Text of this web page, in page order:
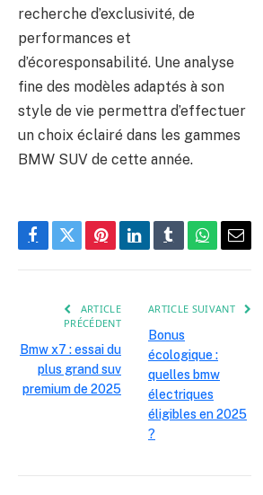
recherche d’exclusivité, de
performances et
d’écoresponsabilité. Une analyse
fine des modèles adaptés à son
style de vie permettra d’effectuer
un choix éclairé dans les gammes
BMW SUV de cette année.
Facebook
TwitterPinterestLinkedInTumblrWhatsApp
E-
ARTICLE
PRÉCÉDENT
Bmw x7 : essai du
plus grand suv
premium de 2025
ARTICLE SUIVANT
Bonus
écologique :
quelles bmw
électriques
éligibles en 2025
?